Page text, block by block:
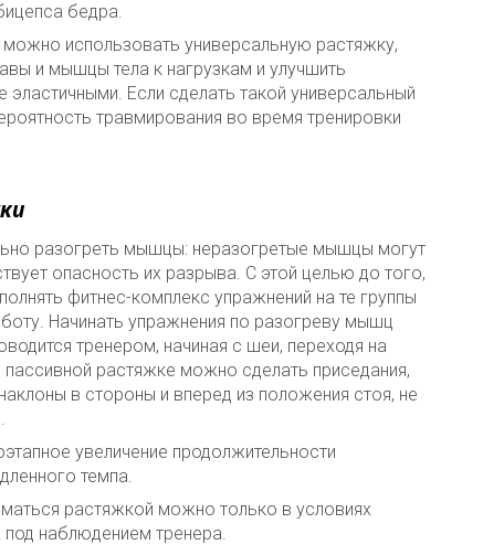
бедра.
можно использовать универсальную растяжку,
и мышцы тела к нагрузкам и улучшить
Если сделать такой универсальный
травмирования во время тренировки
разогреть мышцы: неразогретые мышцы могут
опасность их разрыва. С этой целью до того,
фитнес-комплекс упражнений на те группы
Начинать упражнения по разогреву мышц
тренером, начиная с шеи, переходя на
пассивной растяжке можно сделать приседания,
в стороны и вперед из положения стоя, не
увеличение продолжительности
темпа.
растяжкой можно только в условиях
под наблюдением тренера.